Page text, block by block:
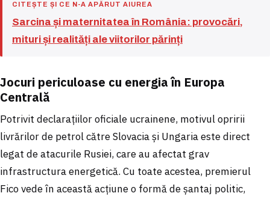
CITEȘTE ȘI CE N-A APĂRUT AIUREA
Sarcina și maternitatea în România: provocări,
mituri și realități ale viitorilor părinți
Jocuri periculoase cu energia în Europa
Centrală
Potrivit declarațiilor oficiale ucrainene, motivul opririi
livrărilor de petrol către Slovacia și Ungaria este direct
legat de atacurile Rusiei, care au afectat grav
infrastructura energetică. Cu toate acestea, premierul
Fico vede în această acțiune o formă de șantaj politic,